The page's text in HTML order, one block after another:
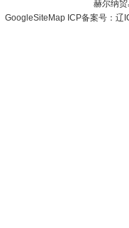
赫尔纳
GoogleSiteMap ICP备案号：辽